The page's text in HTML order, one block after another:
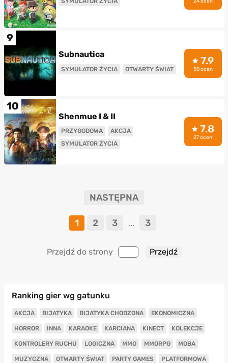
9
Subnautica
SYMULATOR ŻYCIA OTWARTY ŚWIAT
7.9
50 ocen
10
Shenmue I & II
PRZYGODOWA
AKCJA
SYMULATOR ŻYCIA
7.8
27 ocen
NASTĘPNA
1 2 3 ... 3
Przejdź do strony
Ranking gier wg gatunku
AKCJA BIJATYKA BIJATYKA CHODZONA EKONOMICZNA
HORROR INNA KARAOKE KARCIANA KINECT KOLEKCJE
KONTROLERY RUCHU LOGICZNA MMO MMORPG MOBA
MUZYCZNA OTWARTY ŚWIAT PARTY GAMES PLATFORMOWA